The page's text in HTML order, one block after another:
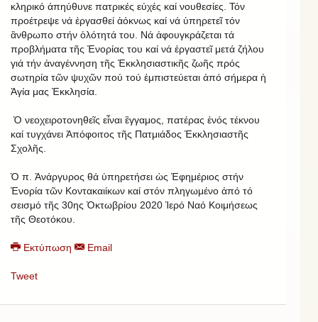
κληρικό ἀπηύθυνε πατρικές εὐχές καί νουθεσίες. Τόν
προέτρεψε νά ἐργασθεί ἁόκνως καί νά ὑπηρετεῖ τόν
ἂνθρωπο στήν ὁλότητά του. Νά ἀφουγκράζεται τά
προβλήματα τῆς Ἐνορίας του καί νά ἐργαστεῖ μετά ζήλου
γιά τήν ἀναγέννηση τῆς Ἐκκλησιαστικῆς ζωῆς πρός
σωτηρία τῶν ψυχῶν πού τού ἐμπιστεύεται ἀπό σήμερα ἡ
Ἁγία μας Ἐκκλησία.
Ὁ νεοχειροτονηθεῖς εἶναι ἒγγαμος, πατέρας ἑνός τέκνου
καί τυγχάνει Ἀπόφοιτος τῆς Πατμιάδος Ἐκκλησιαστῆς
Σχολῆς.
Ὁ π. Ἀνάργυρος θά ὑπηρετήσει ὡς Ἐφημέριος στήν
Ἐνορία τῶν Κοντακαιίκων καί στόν πληγωμένο ἀπό τό
σεισμό τῆς 30ης Ὀκτωβρίου 2020 Ἱερό Ναό Κοιμήσεως
τῆς Θεοτόκου.
Εκτύπωση Email
Tweet